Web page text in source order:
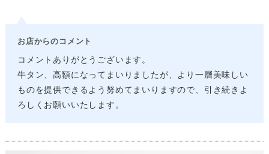
お店からのコメント
コメントありがとうございます。
牛タン、高額になってまいりましたが、より一層美味しい
ものを提供できるよう努めてまいりますので、引き続きよ
ろしくお願いいたします。